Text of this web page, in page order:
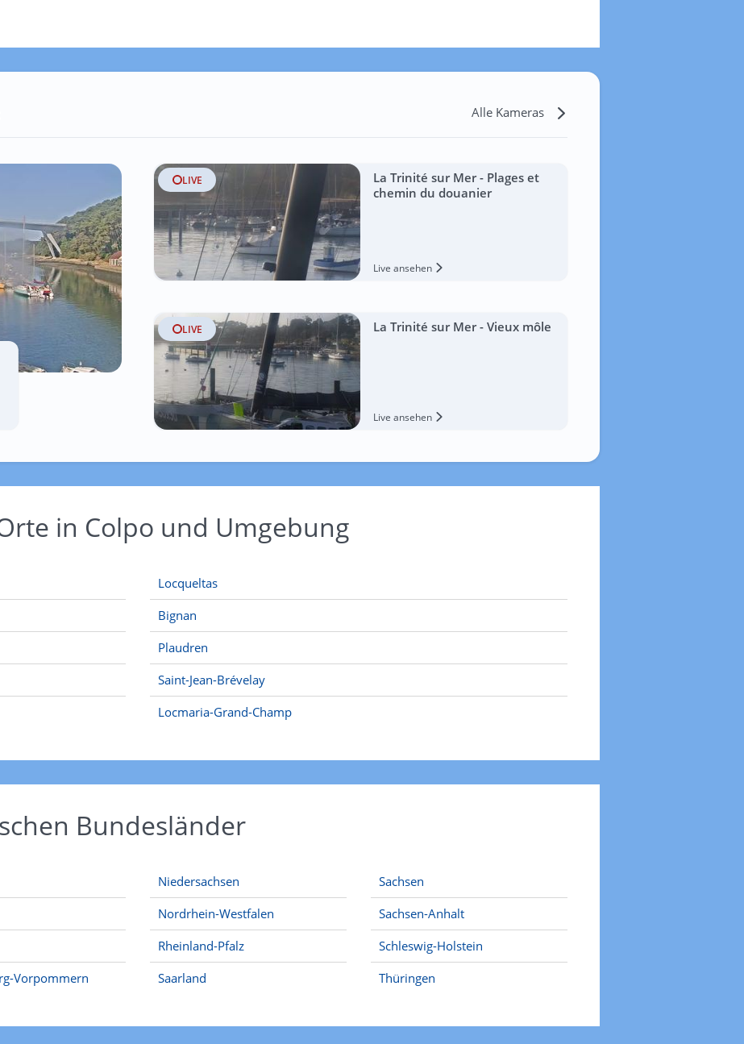
Alle Kameras
LIVE
La Trinité sur Mer - Plages et
chemin du douanier
Live ansehen
LIVE La Trinité sur Mer - Vieux môle
Live ansehen
in Colpo und Umgebung
Locqueltas
Bignan
Plaudren
Saint-Jean-Brévelay
Locmaria-Grand-Champ
Bundesländer
Vorpommern
Niedersachsen
Nordrhein-Westfalen
Rheinland-Pfalz
Saarland
Sachsen
Sachsen-Anhalt
Schleswig-Holstein
Thüringen